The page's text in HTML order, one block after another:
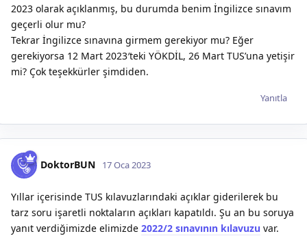
2023 olarak açıklanmış, bu durumda benim İngilizce sınavım
geçerli olur mu?
Tekrar İngilizce sınavına girmem gerekiyor mu? Eğer
gerekiyorsa 12 Mart 2023′teki YÖKDİL, 26 Mart TUS’una yetişir
mi? Çok teşekkürler şimdiden.
Yanıtla
DoktorBUN 17 Oca 2023
Yıllar içerisinde TUS kılavuzlarındaki açıklar giderilerek bu
tarz soru işaretli noktaların açıkları kapatıldı. Şu an bu soruya
yanıt verdiğimizde elimizde 2022/2 sınavının kılavuzu var.